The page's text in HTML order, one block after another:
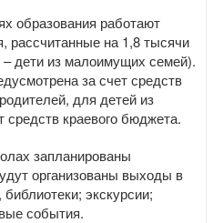
образования работают
рассчитанные на 1,8 тысячи
дети из малоимущих семей).
за счет средств
для детей из
краевого бюджета.
запланированы
организованы выходы в
экскурсии;
события.